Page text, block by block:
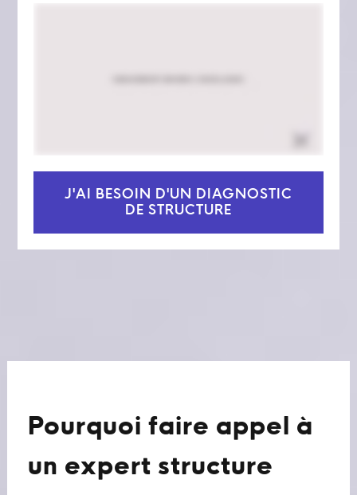
J'AI BESOIN D'UN DIAGNOSTIC
DE STRUCTURE
Pourquoi faire appel à
un expert structure